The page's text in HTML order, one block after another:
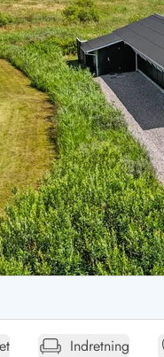
Sommerhuse i Blåvand
Strand
KidsVIPEsmark VIP
Indretning